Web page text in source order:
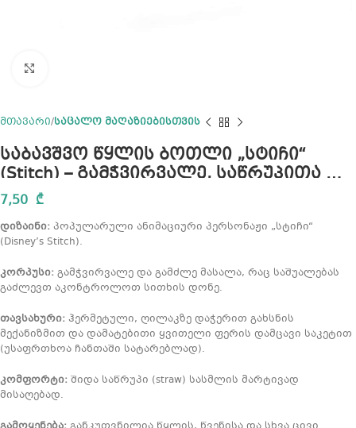
მთავარი საცალო მაღაზიებისთვის
საბავშვო წყლის ბოთლი „სტიჩი“
(Stitch) – გამჭვირვალე, საწრუპითა და
საკეტით
7,50 ₾
დიზაინი: პოპულარული ანიმაციური პერსონაჟი „სტიჩი“
(Disney’s Stitch).
კორპუსი: გამჭვირვალე და გამძლე მასალა, რაც საშუალებას
გაძლევთ აკონტროლოთ სითხის დონე.
თავსახური: ჰერმეტული, ღილაკზე დაჭერით გახსნის
მექანიზმით და დამატებითი ყვითელი ფერის დამცავი საკეტით
(უსაფრთხოა ჩანთაში სატარებლად).
კომფორტი: შიდა საწრუპი (straw) სასმლის მარტივად
მისაღებად.